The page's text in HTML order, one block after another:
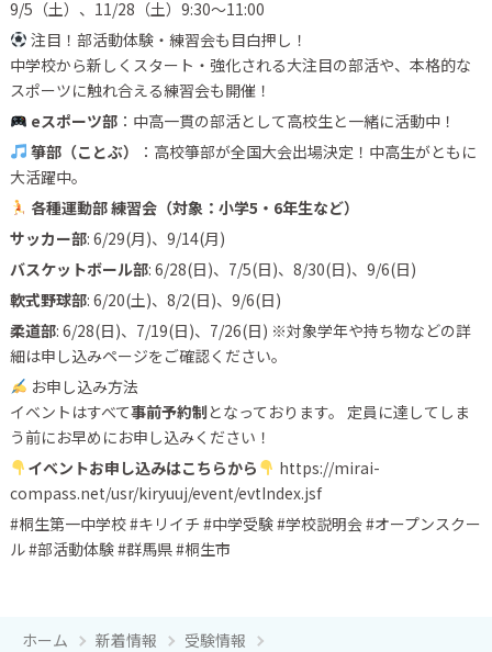
9/5（土）、11/28（土）9:30〜11:00
注目！部活動体験・練習会も目白押し！
中学校から新しくスタート・強化される大注目の部活や、本格的な
スポーツに触れ合える練習会も開催！
eスポーツ部：中高一貫の部活として高校生と一緒に活動中！
箏部（ことぶ）
：高校箏部が全国大会出場決定！中高生がともに
大活躍中。
各種運動部 練習会（対象：小学5・6年生など）
サッカー部: 6/29(月)、9/14(月)
バスケットボール部: 6/28(日)、7/5(日)、8/30(日)、9/6(日)
軟式野球部: 6/20(土)、8/2(日)、9/6(日)
柔道部: 6/28(日)、7/19(日)、7/26(日) ※対象学年や持ち物などの詳
細は申し込みページをご確認ください。
お申し込み方法
イベントはすべて事前予約制 となっております。 定員に達してしま
う前にお早めにお申し込みください！
イベントお申し込みはこちらから
https://mirai-
compass.net/usr/kiryuuj/event/evtIndex.jsf
#桐生第一中学校 #キリイチ #中学受験 #学校説明会 #オープンスクー
ル #部活動体験 #群馬県 #桐生市
ホーム 新着情報
受験情報